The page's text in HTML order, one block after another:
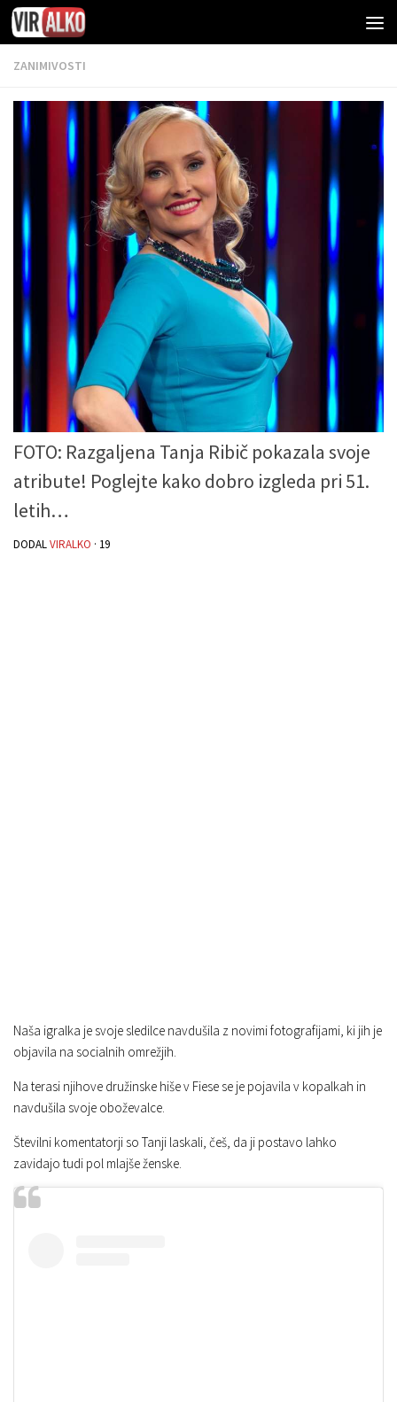
ZANIMIVOSTI
FOTO: Razgaljena Tanja Ribič pokazala svoje
atribute! Poglejte kako dobro izgleda pri 51.
letih…
DODALVIRALKO · 19
Naša igralka je svoje sledilce navdušila z novimi fotografijami, ki jih je
objavila na socialnih omrežjih.
Na terasi njihove družinske hiše v Fiese se je pojavila v kopalkah in
navdušila svoje oboževalce.
Številni komentatorji so Tanji laskali, češ, da ji postavo lahko
zavidajo tudi pol mlajše ženske.